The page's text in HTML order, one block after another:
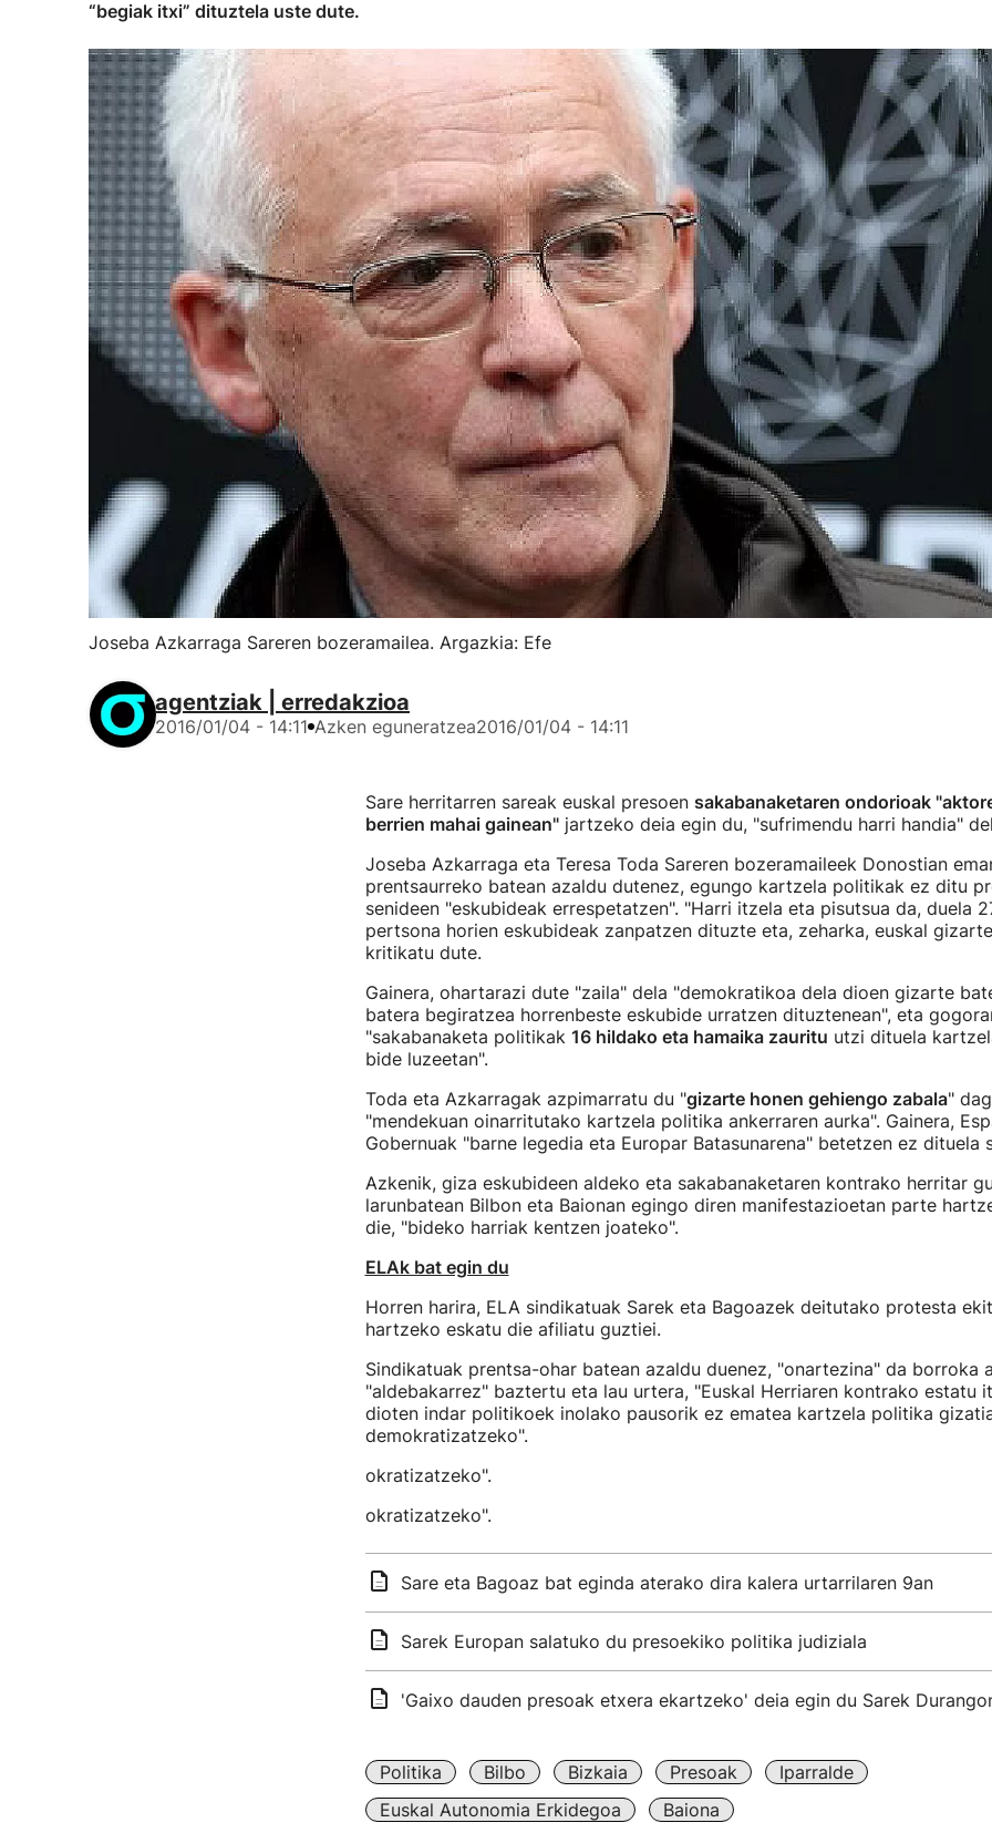
“begiak itxi” dituztela uste dute.
Joseba Azkarraga Sareren bozeramailea. Argazkia: Efe
agentziak | erredakzioa
2016/01/04 - 14:11 Azken eguneratzea2016/01/04 - 14:11
Sare herritarren sareak euskal presoen sakabanaketaren ondorioak
berrien mahai gainean"jartzeko deia egin du, "sufrimendu harri handia"
Joseba Azkarraga eta Teresa Toda Sareren bozeramaileek Donostian
prentsaurreko batean azaldu dutenez, egungo kartzela politikak ez ditu
senideen "eskubideak errespetatzen". "Harri itzela eta pisutsua da, duela
pertsona horien eskubideak zanpatzen dituzte eta, zeharka, euskal
kritikatu dute.
Gainera, ohartarazi dute "zaila" dela "demokratikoa dela dioen gizarte
batera begiratzea horrenbeste eskubide urratzen dituztenean", eta
"sakabanaketa politikak 16 hildako eta hamaika zauritu utzi dituela
bide luzeetan".
Toda eta Azkarragak azpimarratu du "gizarte honen gehiengo zabala"
"mendekuan oinarritutako kartzela politika ankerraren aurka". Gainera,
Gobernuak "barne legedia eta Europar Batasunarena" betetzen ez dituela
Azkenik, giza eskubideen aldeko eta sakabanaketaren kontrako herritar
larunbatean Bilbon eta Baionan egingo diren manifestazioetan parte
die, "bideko harriak kentzen joateko".
ELAk bat egin du
Horren harira, ELA sindikatuak Sarek eta Bagoazek deitutako protesta
hartzeko eskatu die afiliatu guztiei.
Sindikatuak prentsa-ohar batean azaldu duenez, "onartezina" da borroka
"aldebakarrez" baztertu eta lau urtera, "Euskal Herriaren kontrako estatu
dioten indar politikoek inolako pausorik ez ematea kartzela politika
demokratizatzeko".
okratizatzeko".
okratizatzeko".
Sare eta Bagoaz bat eginda aterako dira kalera urtarrilaren 9an
Sarek Europan salatuko du presoekiko politika judiziala
'Gaixo dauden presoak etxera ekartzeko' deia egin du Sarek
Politika Bilbo Bizkaia Presoak
Iparralde
Euskal Autonomia Erkidegoa
Baiona